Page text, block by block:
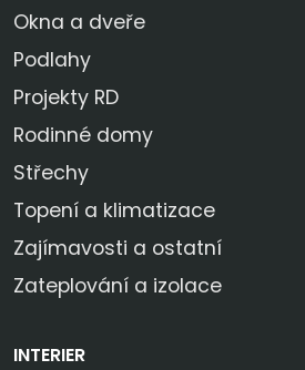
Okna a dveře
Podlahy
Projekty RD
Rodinné domy
Střechy
Topení a klimatizace
Zajímavosti a ostatní
Zateplování a izolace
INTERIER